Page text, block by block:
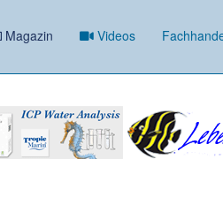
Magazin Videos